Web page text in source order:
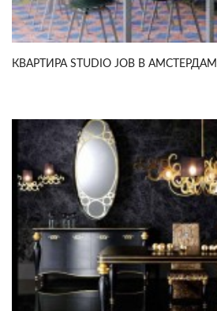
КВАРТИРА STUDIO JOB В